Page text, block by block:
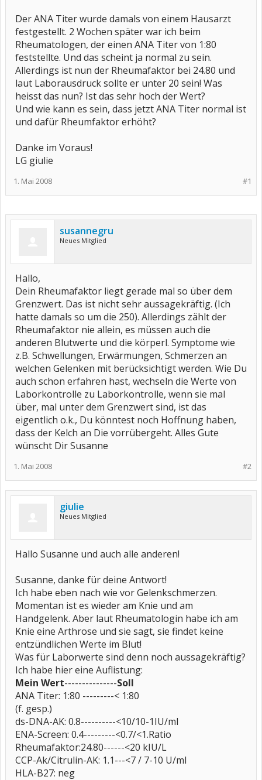
Der ANA Titer wurde damals von einem Hausarzt
festgestellt. 2 Wochen später war ich beim
Rheumatologen, der einen ANA Titer von 1:80
feststellte. Und das scheint ja normal zu sein.
Allerdings ist nun der Rheumafaktor bei 24.80 und
laut Laborausdruck sollte er unter 20 sein! Was
heisst das nun? Ist das sehr hoch der Wert?
Und wie kann es sein, dass jetzt ANA Titer normal ist
und dafür Rheumfaktor erhöht?
Danke im Voraus!
LG giulie
#1
1. Mai 2008
susannegru
Neues Mitglied
Hallo,
Dein Rheumafaktor liegt gerade mal so über dem
Grenzwert. Das ist nicht sehr aussagekräftig. (Ich
hatte damals so um die 250). Allerdings zählt der
Rheumafaktor nie allein, es müssen auch die
anderen Blutwerte und die körperl. Symptome wie
z.B. Schwellungen, Erwärmungen, Schmerzen an
welchen Gelenken mit berücksichtigt werden. Wie Du
auch schon erfahren hast, wechseln die Werte von
Laborkontrolle zu Laborkontrolle, wenn sie mal
über, mal unter dem Grenzwert sind, ist das
eigentlich o.k., Du könntest noch Hoffnung haben,
dass der Kelch an Die vorrübergeht. Alles Gute
wünscht Dir Susanne
#2
1. Mai 2008
giulie
Neues Mitglied
Hallo Susanne und auch alle anderen!
Susanne, danke für deine Antwort!
Ich habe eben nach wie vor Gelenkschmerzen.
Momentan ist es wieder am Knie und am
Handgelenk. Aber laut Rheumatologin habe ich am
Knie eine Arthrose und sie sagt, sie findet keine
entzündlichen Werte im Blut!
Was für Laborwerte sind denn noch aussagekräftig?
Ich habe hier eine Auflistung:
Mein Wert---------------Soll
ANA Titer: 1:80 ---------< 1:80
(f. gesp.)
ds-DNA-AK: 0.8----------<10/10-1IU/ml
ENA-Screen: 0.4---------<0.7/<1.Ratio
Rheumafaktor:24.80------<20 kIU/L
CCP-Ak/Citrulin-AK: 1.1---<7 / 7-10 U/ml
HLA-B27: neg